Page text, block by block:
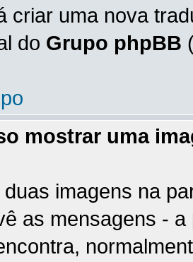
criar uma nova
do Grupo phpBB
mostrar uma
imagens na
as mensagens -